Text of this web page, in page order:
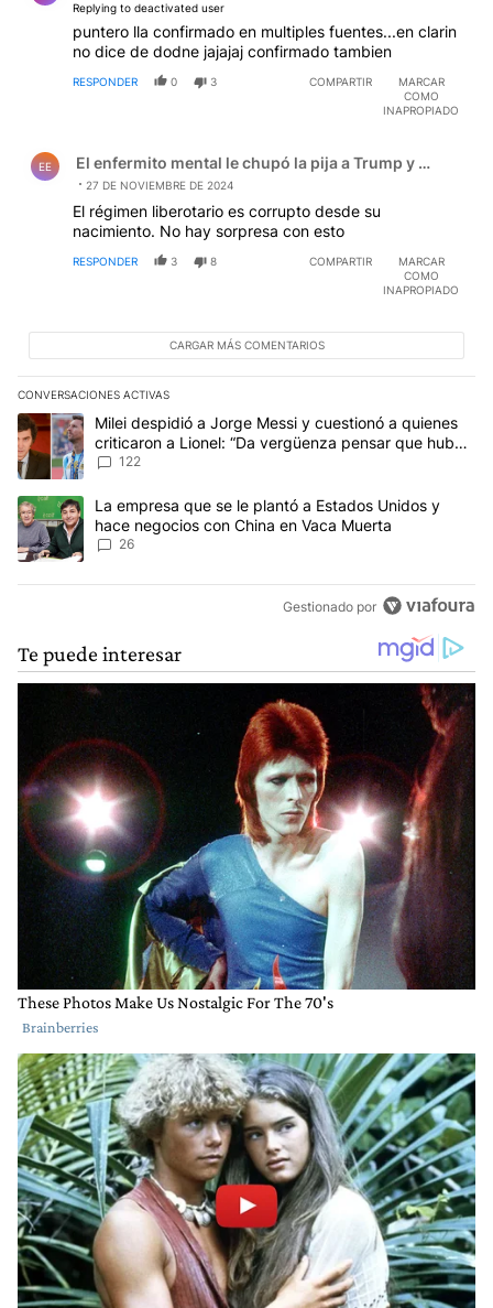
Replying to deactivated user
puntero lla confirmado en multiples fuentes...en clarin
no dice de dodne jajajaj confirmado tambien
RESPONDER 0 3 COMPARTIR
MARCAR
COMO
INAPROPIADO
EE El enfermito mental le chupó la pija a Trump y el
27 DE NOVIEMBRE DE 2024
El régimen liberotario es corrupto desde su
nacimiento. No hay sorpresa con esto
RESPONDER 3 8 COMPARTIR
MARCAR
COMO
INAPROPIADO
CARGAR MÁS COMENTARIOS
CONVERSACIONES ACTIVAS
Este listado muestra los artículos con más comentarios en los
Un artículo de tendencia con el título "Milei despidió a Jorge
Milei despidió a Jorge Messi y cuestionó a quienes
criticaron a Lionel: “Da vergüenza pensar que hubo
anti-Messi”
122
Un artículo de tendencia con el título "La empresa que se le
La empresa que se le plantó a Estados Unidos y
hace negocios con China en Vaca Muerta
26
Gestionado por